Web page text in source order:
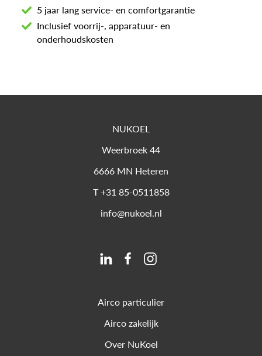
5 jaar lang service- en comfortgarantie
Inclusief voorrij-, apparatuur- en
onderhoudskosten
NUKOEL
Weerbroek 44
6666 MN Heteren
T+31 85-0511858
info@nukoel.nl
Airco particulier
Airco zakelijk
Over NuKoel